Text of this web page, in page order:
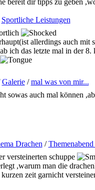
bereit dir tipps zu geben
Sportliche Leistungen
allerdings auch mit
ich das letzte mal in der
Galerie/mal was von mir...
sowas auch mal können
Drachen /
versteinerten schuppe
,warum man die
zeit garnicht